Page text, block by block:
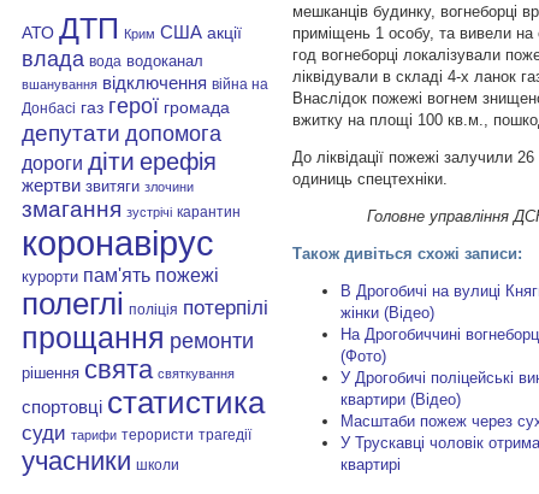
АТО ДТП Крим США акції
влада вода водоканал
вшанування відключення війна на
Донбасі газ герої громада
депутати допомога
дороги діти ерефія
жертви звитяги злочини
змагання зустрічі карантин
коронавірус
курорти пам'ять пожежі
полеглі поліція потерпілі
прощання ремонти
рішення свята святкування
спортовці статистика
суди тарифи терористи трагедії
учасники школи
мешканців будинку, вогнеборці
приміщень 1 особу, та вивели на
год вогнеборці локалізували
ліквідували в складі 4-х ланок
Внаслідок пожежі вогнем
вжитку на площі 100 кв.м.,
До ліквідації пожежі залучили
одиниць спецтехніки.
Головне управління
Також дивіться схожі записи:
В Дрогобичі на вулиці
жінки (Відео)
На Дрогобиччині
(Фото)
У Дрогобичі поліцейські
квартири (Відео)
Масштаби пожеж через
У Трускавці чоловік
квартирі